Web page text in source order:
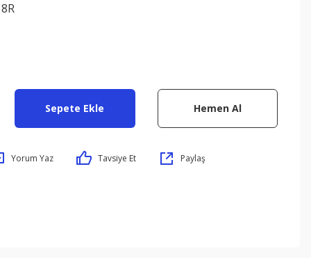
Sepete Ekle Hemen Al
Yorum Yaz Tavsiye Et Paylaş